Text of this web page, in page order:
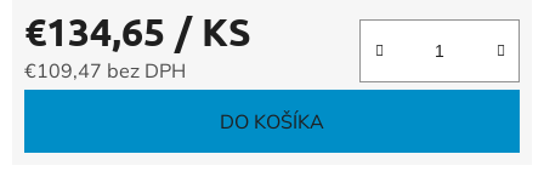
€134,65 / KS
€109,47 bez DPH
DO KOŠÍKA